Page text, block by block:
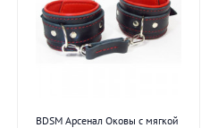
BDSM Арсенал Оковы с мягкой